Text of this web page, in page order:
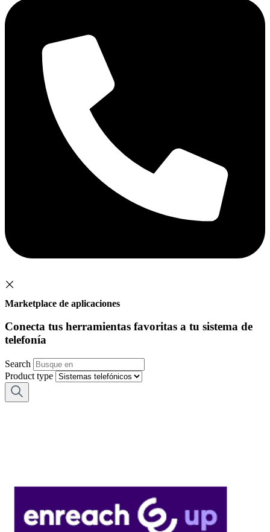
Marketplace de aplicaciones
Conecta tus herramientas favoritas a tu sistema de
telefonía
Search
Product type